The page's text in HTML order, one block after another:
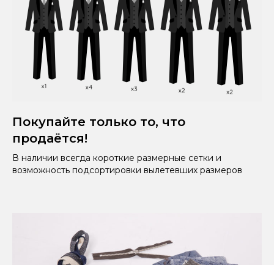
Покупайте только то, что
продаётся!
В наличии всегда короткие размерные сетки и
возможность подсортировки вылетевших размеров